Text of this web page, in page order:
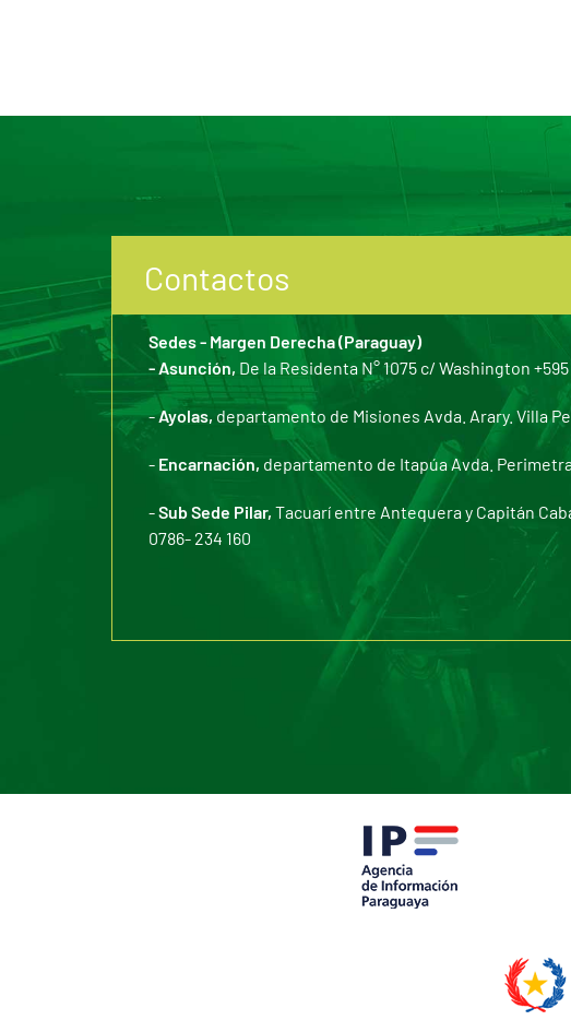
Contactos
Sedes - Margen Derecha (Paraguay)
- Asunción, De la Residenta N° 1075 c/ Washington
-Ayolas, departamento de Misiones Avda. Arary. Villa
- Encarnación, departamento de Itapúa Avda.
-Sub Sede Pilar, Tacuarí entre Antequera y Capitán
0786- 234 160